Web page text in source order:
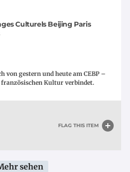
FLAG THIS ITEM
Culturels Beijing Paris
von gestern und heute am CEBP –
französischen Kultur verbindet.
sehen